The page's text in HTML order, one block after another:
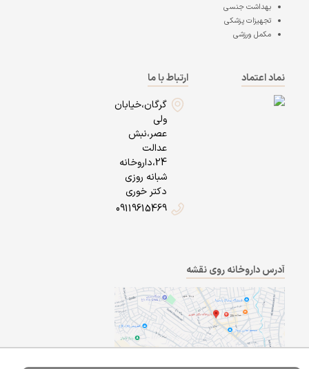
بهداشت جنسی
تجهیزات پزشکی
مکمل ورزشی
نماد اعتماد
ارتباط با ما
گرگان،خیابان
ولی
عصر،نبش
عدالت
24،داروخانه
شبانه روزی
دکتر خوری
09119615469
آدرس داروخانه روی نقشه